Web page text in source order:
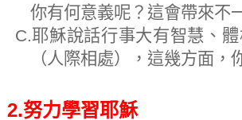
你有何意義呢？這會帶來不
C.耶穌說話行事大有智慧、
（人際相處），這幾方面，
2.努力學習耶穌